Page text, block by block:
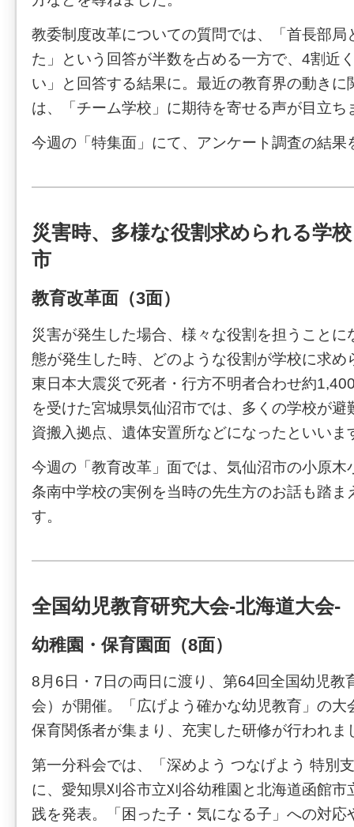
教委制度改革についての質問では、「首長部局
た」という回答が半数を占める一方で、4割近
い」と回答する結果に。最近の教育界の動きに
は、「チーム学校」に期待を寄せる声が目立ち
今週の「特集面」にて、アンケート調査の結果
災害時、多様な役割求められる学
市
教育改革面（3面）
災害が発生した場合、様々な役割を担うことに
態が発生した時、どのような役割が学校に求め
東日本大震災で死者・行方不明者合わせ約
を受けた宮城県気仙沼市では、多くの学校が避
資搬入拠点、遺体安置所などになったといいま
今週の「教育改革」面では、気仙沼市の小原木
条南中学校の実例を当時の先生方のお話も踏ま
す。
全国幼児教育研究大会-北海道大会-
幼稚園・保育園面（8面）
8月6日・7日の両日に渡り、第64回全国幼児教
会）が開催。「広げよう確かな幼児教育」の大
保育関係者が集まり、充実した研修が行われま
第一分科会では、「深めよう つなげよう 特別
に、愛知県刈谷市立刈谷幼稚園と北海道函館市
践を発表。「困った子・気になる子」への対応